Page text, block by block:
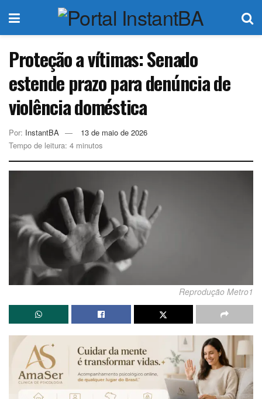
Proteção a vítimas: Senado
estende prazo para denúncia de
violência doméstica
Por: InstantBA
13 de maio de 2026
Tempo de leitura: 4 minutos
Reprodução Metro1